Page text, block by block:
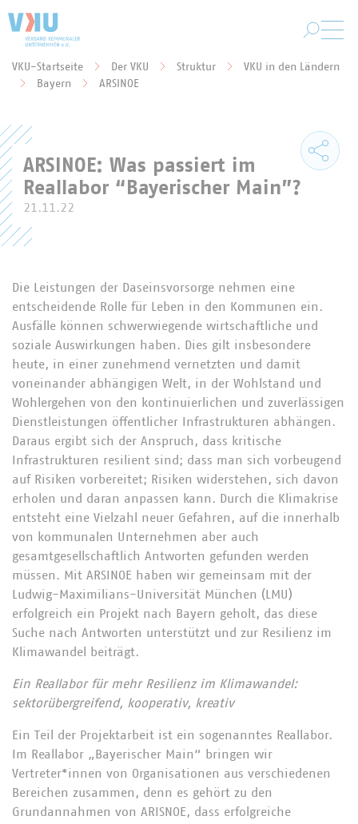
Sie befinden sich hier:
VKU-Startseite Der VKU Struktur
VKU in den Ländern
Bayern
ARSINOE
ARSINOE: Was passiert im
Reallabor “Bayerischer Main”?
21.11.22
Die Leistungen der Daseinsvorsorge nehmen eine
entscheidende Rolle für Leben in den Kommunen ein.
Ausfälle können schwerwiegende wirtschaftliche und
soziale Auswirkungen haben. Dies gilt insbesondere
heute, in einer zunehmend vernetzten und damit
voneinander abhängigen Welt, in der Wohlstand und
Wohlergehen von den kontinuierlichen und zuverlässigen
Dienstleistungen öffentlicher Infrastrukturen abhängen.
Daraus ergibt sich der Anspruch, dass kritische
Infrastrukturen resilient sind; dass man sich vorbeugend
auf Risiken vorbereitet; Risiken widerstehen, sich davon
erholen und daran anpassen kann. Durch die Klimakrise
entsteht eine Vielzahl neuer Gefahren, auf die innerhalb
von kommunalen Unternehmen aber auch
gesamtgesellschaftlich Antworten gefunden werden
müssen. Mit ARSINOE haben wir gemeinsam mit der
Ludwig-Maximilians-Universität München (LMU)
erfolgreich ein Projekt nach Bayern geholt, das diese
Suche nach Antworten unterstützt und zur Resilienz im
Klimawandel beiträgt.
Ein Reallabor für mehr Resilienz im Klimawandel:
sektorübergreifend, kooperativ, kreativ
Ein Teil der Projektarbeit ist ein sogenanntes Reallabor.
Im Reallabor „Bayerischer Main“ bringen wir
Vertreter*innen von Organisationen aus verschiedenen
Bereichen zusammen, denn es gehört zu den
Grundannahmen von ARISNOE, dass erfolgreiche